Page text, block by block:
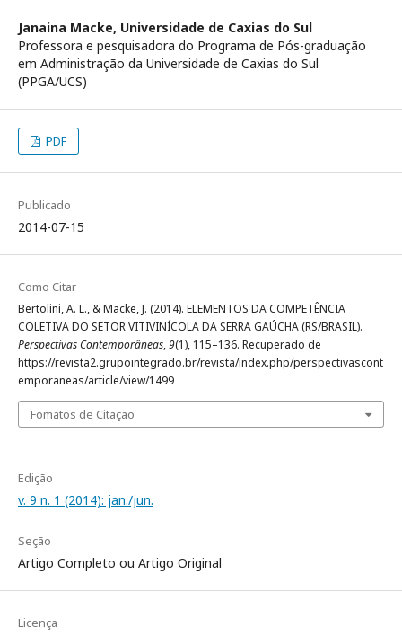
Janaina Macke, Universidade de Caxias do Sul
Professora e pesquisadora do Programa de Pós-graduação
em Administração da Universidade de Caxias do Sul
(PPGA/UCS)
PDF
Publicado
2014-07-15
Como Citar
Bertolini, A. L., & Macke, J. (2014). ELEMENTOS DA COMPETÊNCIA
COLETIVA DO SETOR VITIVINÍCOLA DA SERRA GAÚCHA (RS/BRASIL).
Perspectivas Contemporâneas,9(1), 115–136. Recuperado de
https://revista2.grupointegrado.br/revista/index.php/perspectivascont
emporaneas/article/view/1499
Fomatos de Citação
Edição
v. 9 n. 1 (2014): jan./jun.
Seção
Artigo Completo ou Artigo Original
Licença